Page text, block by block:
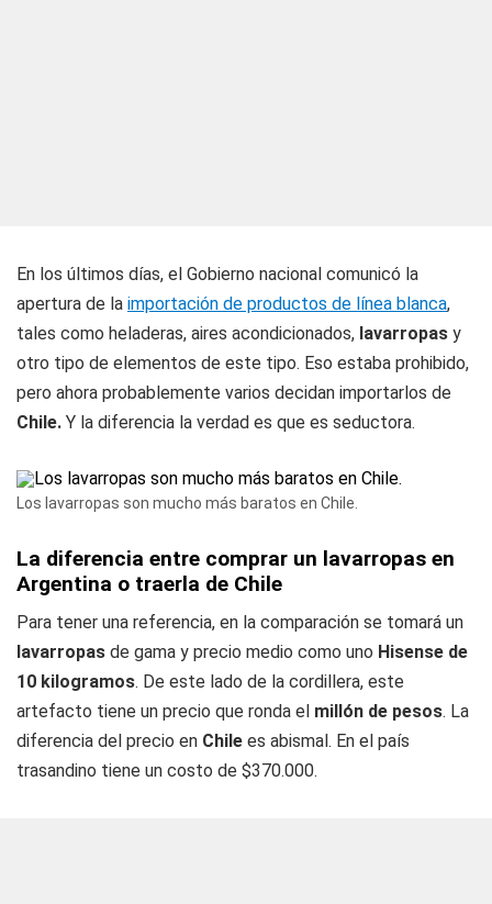
En los últimos días, el Gobierno nacional comunicó la
apertura de la importación de productos de línea blanca,
tales como heladeras, aires acondicionados, lavarropas y
otro tipo de elementos de este tipo. Eso estaba prohibido,
pero ahora probablemente varios decidan importarlos de
Chile. Y la diferencia la verdad es que es seductora.
Los lavarropas son mucho más baratos en Chile.
La diferencia entre comprar un lavarropas en
Argentina o traerla de Chile
Para tener una referencia, en la comparación se tomará un
lavarropas de gama y precio medio como uno Hisense de
10 kilogramos. De este lado de la cordillera, este
artefacto tiene un precio que ronda el millón de pesos. La
diferencia del precio en Chile es abismal. En el país
trasandino tiene un costo de $370.000.